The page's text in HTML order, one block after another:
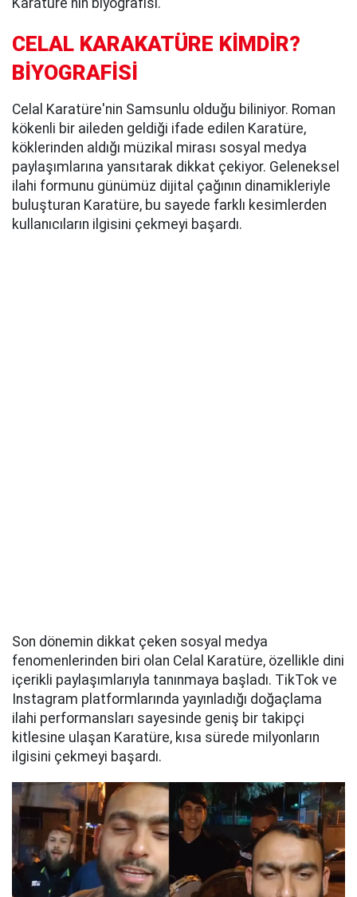
CELAL KARAKATÜRE KİMDİR?
BİYOGRAFİSİ
Celal Karatüre'nin Samsunlu olduğu biliniyor. Roman
kökenli bir aileden geldiği ifade edilen Karatüre,
köklerinden aldığı müzikal mirası sosyal medya
paylaşımlarına yansıtarak dikkat çekiyor. Geleneksel
ilahi formunu günümüz dijital çağının dinamikleriyle
buluşturan Karatüre, bu sayede farklı kesimlerden
kullanıcıların ilgisini çekmeyi başardı.
Son dönemin dikkat çeken sosyal medya
fenomenlerinden biri olan Celal Karatüre, özellikle dini
içerikli paylaşımlarıyla tanınmaya başladı. TikTok ve
Instagram platformlarında yayınladığı doğaçlama
ilahi performansları sayesinde geniş bir takipçi
kitlesine ulaşan Karatüre, kısa sürede milyonların
ilgisini çekmeyi başardı.